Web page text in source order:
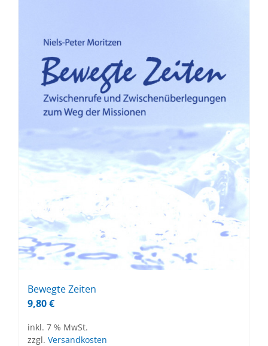
Be­weg­te Zei­ten
9,80€
inkl. 7 % MwSt.
zzgl. Versandkosten